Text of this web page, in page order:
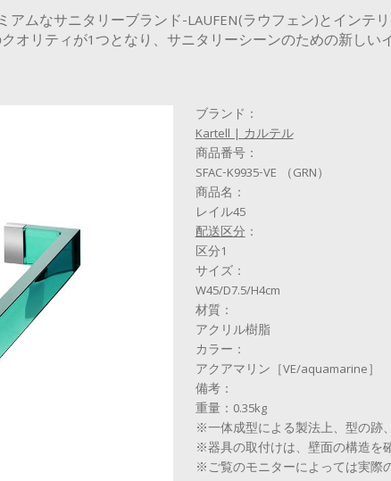
ムなサニタリーブランド-LAUFEN(ラウフェン)とイン
オリティが1つとなり、サニタリーシーンのための新しい
ブランド：
Kartell | カルテル
商品番号：
SFAC-K9935-VE （GRN）
商品名：
レイル45
配送区分：
区分1
サイズ：
W45/D7.5/H4cm
材質：
アクリル樹脂
カラー：
アクアマリン［VE/aquamarine］
備考：
重量：0.35kg
※一体成型による製法上、型の跡
※器具の取付けは、壁面の構造を
※ご覧のモニターによっては実際